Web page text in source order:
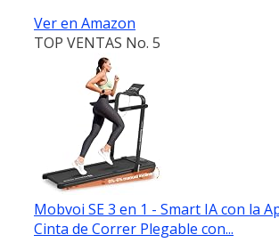
Ver en Amazon
TOP VENTAS No. 5
Mobvoi SE 3 en 1 - Smart IA con la
Cinta de Correr Plegable con...